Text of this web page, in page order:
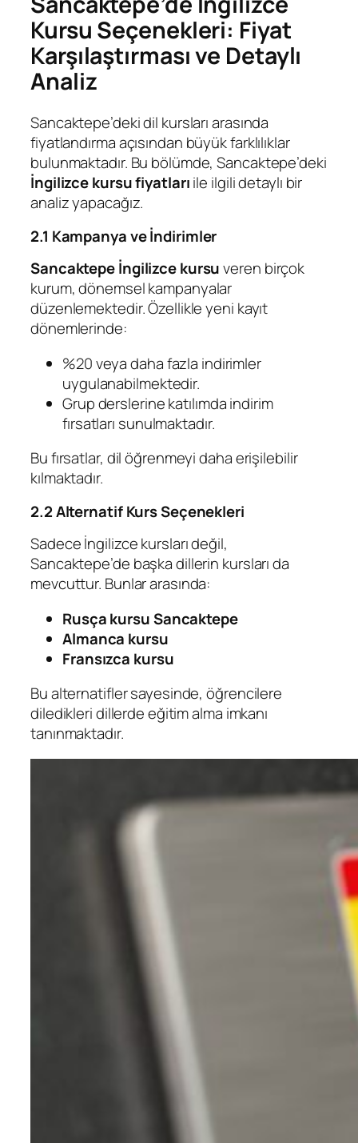
Kursu Seçenekleri: Fiyat
Karşılaştırması ve Detaylı
Analiz
Sancaktepe’deki dil kursları arasında
fiyatlandırma açısından büyük farklılıklar
bulunmaktadır. Bu bölümde, Sancaktepe’deki
İngilizce kursu fiyatlarıile ilgili detaylı bir
analiz yapacağız.
2.1 Kampanya ve İndirimler
Sancaktepe İngilizce kursuveren birçok
kurum, dönemsel kampanyalar
düzenlemektedir. Özellikle yeni kayıt
dönemlerinde:
%20 veya daha fazla indirimler
uygulanabilmektedir.
Grup derslerine katılımda indirim
fırsatları sunulmaktadır.
Bu fırsatlar, dil öğrenmeyi daha erişilebilir
kılmaktadır.
2.2 Alternatif Kurs Seçenekleri
Sadece İngilizce kursları değil,
Sancaktepe’de başka dillerin kursları da
mevcuttur. Bunlar arasında:
Rusça kursu Sancaktepe
Almanca kursu
Fransızca kursu
Bu alternatifler sayesinde, öğrencilere
diledikleri dillerde eğitim alma imkanı
tanınmaktadır.